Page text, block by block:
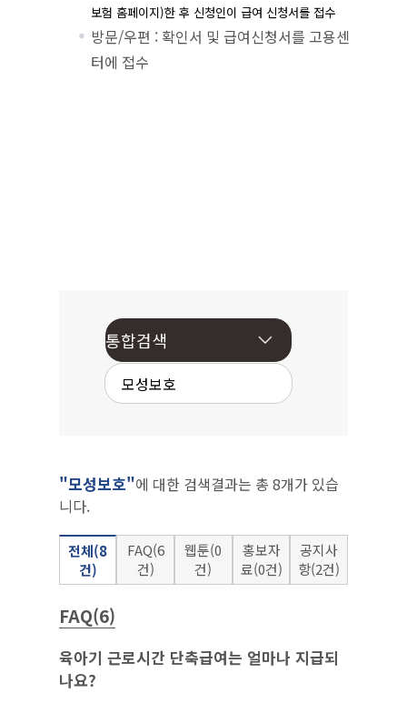
보험 홈페이지)한 후 신청인이 급여 신청서를 접수
방문/우편 : 확인서 및 급여신청서를 고용센
터에 접수
"모성보호"에 대한 검색결과는 총 8개가 있습
니다.
전체(8
건)
FAQ(6
건)
웹툰(0
건)
홍보자
료(0건)
공지사
항(2건)
FAQ(6)
육아기 근로시간 단축급여는 얼마나 지급되
나요?